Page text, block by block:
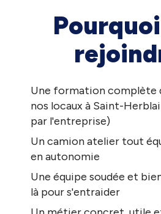
Une formation complète
nos locaux à Saint-
par l'entreprise)
Un camion atelier tout
en autonomie
Une équipe soudée et
là pour s'entraider